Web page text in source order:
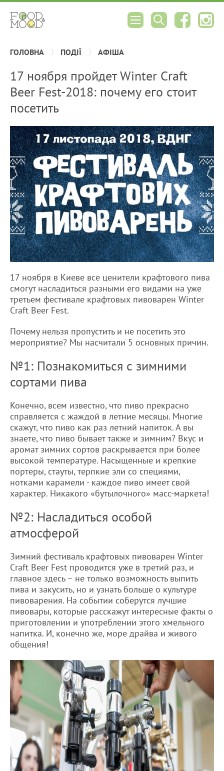
ГОЛОВНА ПОДІЇ АФІША
17 ноября пройдет Winter Craft
Beer Fest-2018: почему его стоит
посетить
17 ноября в Киеве все ценители крафтового пива
смогут насладиться разными его видами на уже
третьем фестивале крафтовых пивоварен Winter
Craft Beer Fest.
Почему нельзя пропустить и не посетить это
мероприятие? Мы насчитали 5 основных причин.
№1: Познакомиться с зимними
сортами пива
Конечно, всем известно, что пиво прекрасно
справляется с жаждой в летние месяцы. Многие
скажут, что пиво как раз летний напиток. А вы
знаете, что пиво бывает также и зимним? Вкус и
аромат зимних сортов раскрывается при более
высокой температуре. Насыщенные и крепкие
портеры, стауты, терпкие эли со специями,
нотками карамели - каждое пиво имеет свой
характер. Никакого «бутылочного» масс-маркета!
№2: Насладиться особой
атмосферой
Зимний фестиваль крафтовых пивоварен Winter
Craft Beer Fest проводится уже в третий раз, и
главное здесь – не только возможность выпить
пива и закусить, но и узнать больше о культуре
пивоварения. На событии соберутся лучшие
пивовары, которые расскажут интересные факты о
приготовлении и употреблении этого хмельного
напитка. И, конечно же, море драйва и живого
общения!